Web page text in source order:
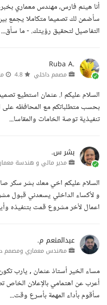
أنا هيثم فارس، مهندس معماري
سأضمن لك تصميما متكاملا يجمع
التفاصيل لتحقيق رؤيتك. - ما سأق...
Ruba A.
مصمم داخلي
السلام عليكم ا. عثمان استطيع
بحسب متطلباتكم مع المحافظه على
تنفيذية توصة الخامات والمقاسا...
بشر س.
مدير مالي و هندسة
السلام عليكم اخي معك بشر سكر
و لأكساء الداخلي يسعدني قبول
اعمال لأخر مشروع قمت بتنفيذه
عبدالمنعم م.
مهندس معماري ومصمم
مساء الخير أستاذ عثمان , يارب
سأقوم بأداء المهمة بأسرع وقت...